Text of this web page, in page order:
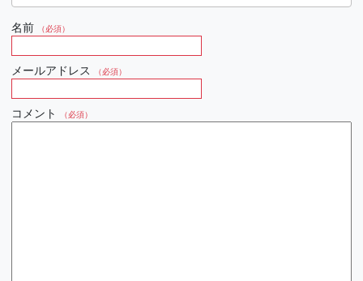
名前 （必須）
メールアドレス （必須）
コメント （必須）